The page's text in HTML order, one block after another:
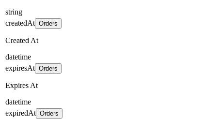
string
createdAt Orders
Created At
datetime
expiresAt Orders
Expires At
datetime
expiredAt Orders